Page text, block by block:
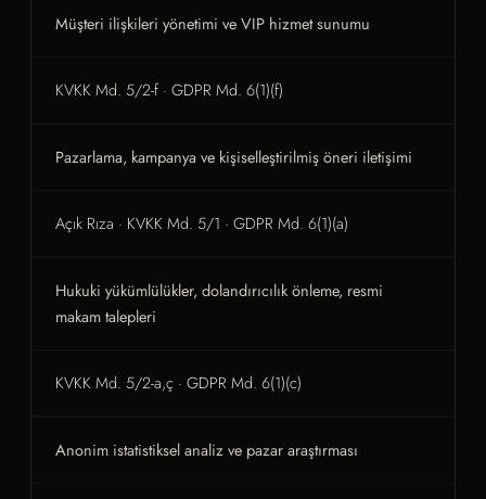
Müşteri ilişkileri yönetimi ve VIP hizmet sunumu
KVKK Md. 5/2-f · GDPR Md. 6(1)(f)
Pazarlama, kampanya ve kişiselleştirilmiş öneri iletişimi
Açık Rıza · KVKK Md. 5/1 · GDPR Md. 6(1)(a)
Hukuki yükümlülükler, dolandırıcılık önleme, resmi
makam talepleri
KVKK Md. 5/2-a,ç · GDPR Md. 6(1)(c)
Anonim istatistiksel analiz ve pazar araştırması